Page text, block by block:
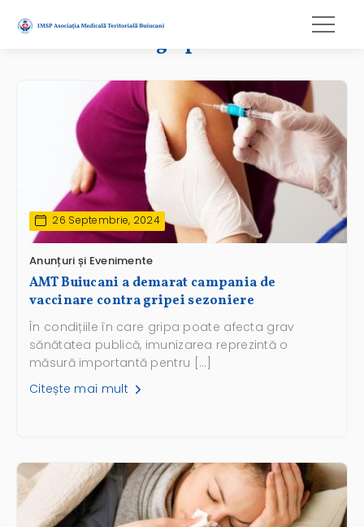
gripă
26 Septembrie, 2024
Anunțuri și Evenimente
AMT Buiucani a demarat campania de
vaccinare contra gripei sezoniere
În condițiile în care gripa poate afecta grav
sănătatea publică, imunizarea reprezintă o
măsură importantă pentru […]
Citește mai mult